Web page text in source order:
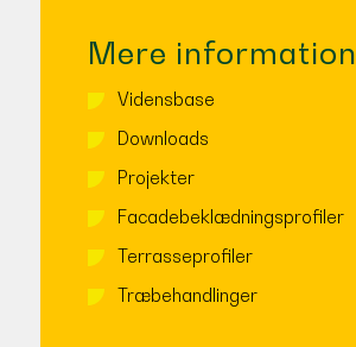
Mere information
Vidensbase
Downloads
Projekter
Facadebeklædningsprofiler
Terrasseprofiler
Træbehandlinger